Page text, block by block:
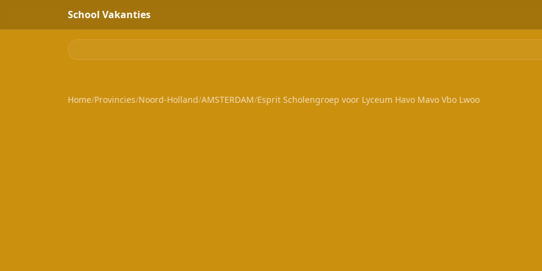
School Vakanties
Home/Provincies/Noord-Holland/AMSTERDAM/Esprit Scholengroep voor Lyceum Havo Mavo Vbo Lwoo